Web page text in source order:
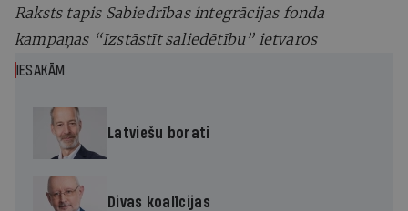
Raksts tapis Sabiedrības integrācijas fonda
kampaņas “Izstāstīt saliedētību” ietvaros
IESAKĀM
Latviešu borati
Divas koalīcijas